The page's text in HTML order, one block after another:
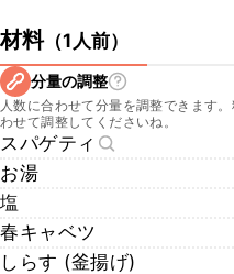
材料（1人前）
分量の調整
人数に合わせて分量を調整できます
わせて調整してくださいね。
スパゲティ
お湯
塩
春キャベツ
しらす (釜揚げ)